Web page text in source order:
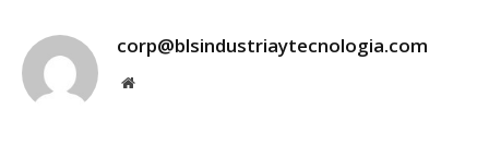
corp@blsindustriaytecnologia.com
Website